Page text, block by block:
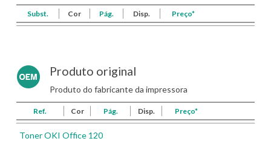
Subst. Cor Pág. Disp. Preço*
Produto original
Produto do fabricante da impressora
Ref. Cor Pág. Disp. Preço*
Toner OKI Office 120